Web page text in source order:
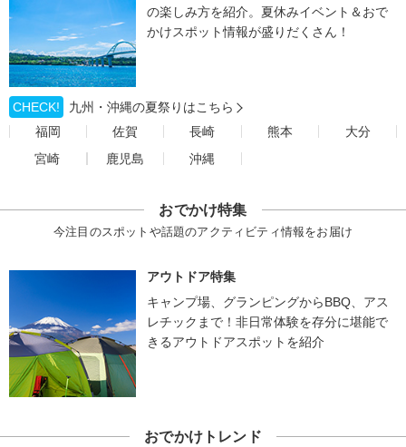
の楽しみ方を紹介。夏休みイベント＆おで
かけスポット情報が盛りだくさん！
CHECK!
九州・沖縄の夏祭りはこちら
福岡
佐賀 長崎 熊本
大分
宮崎
鹿児島 沖縄
おでかけ特集
今注目のスポットや話題のアクティビティ情報をお届け
アウトドア特集
キャンプ場、グランピングからBBQ、アス
レチックまで！非日常体験を存分に堪能で
きるアウトドアスポットを紹介
おでかけトレンド